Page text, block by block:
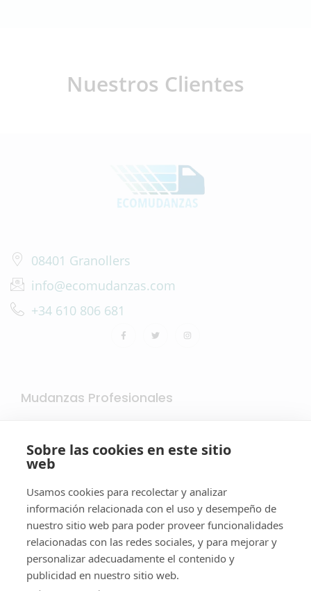
Sobre las cookies en este sitio
web
Usamos cookies para recolectar y analizar
información relacionada con el uso y desempeño de
nuestro sitio web para poder proveer funcionalidades
relacionadas con las redes sociales, y para mejorar y
personalizar adecuadamente el contenido y
publicidad en nuestro sitio web.
Nuestros Clientes
08401 Granollers
info@ecomudanzas.com
+34 610 806 681
Mudanzas Profesionales
Mudanzas en España y Europa